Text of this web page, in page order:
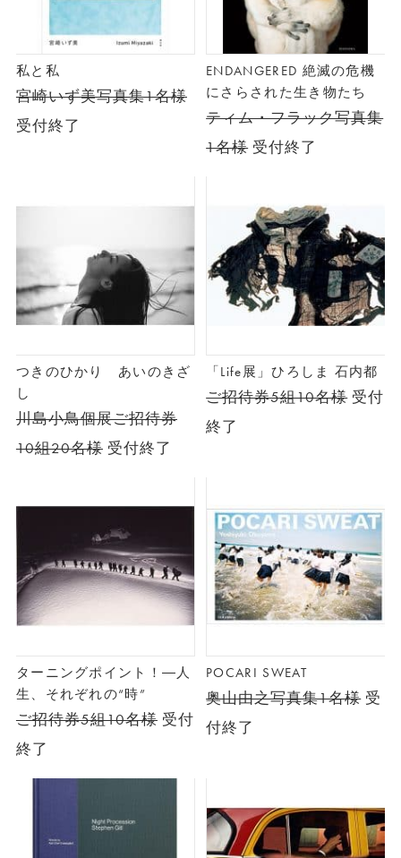
私と私
宮崎いず美写真集1名様
受付終了
ENDANGERED 絶滅の危機
にさらされた生き物たち
ティム・フラック写真集
1名様受付終了
つきのひかり あいのきざ
し
川島小鳥個展ご招待券
10組20名様受付終了
「Life展」ひろしま 石内都
ご招待券5組10名様受付
終了
ターニングポイント！―人
生、それぞれの“時”
ご招待券5組10名様 受付
終了
POCARI SWEAT
奥山由之写真集1名様受
付終了